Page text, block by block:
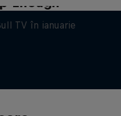
TV în ianuarie